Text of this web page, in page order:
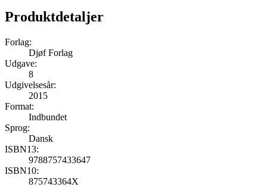
Produktdetaljer
Forlag:
Djøf Forlag
Udgave:
8
Udgivelsesår:
2015
Format:
Indbundet
Sprog:
Dansk
ISBN13:
9788757433647
ISBN10:
875743364X